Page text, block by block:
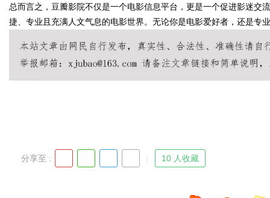
d
总而言之，豆瓣影院不仅是一个电影信息平台，更是一个促进影迷交
捷、专业且充满人文气息的电影世界。无论你是电影爱好者，还是专
分享至 : 10 人收藏